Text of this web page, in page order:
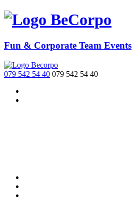
BeCorpo
Fun & Corporate Team Events
079 542 54 40 079 542 54 40